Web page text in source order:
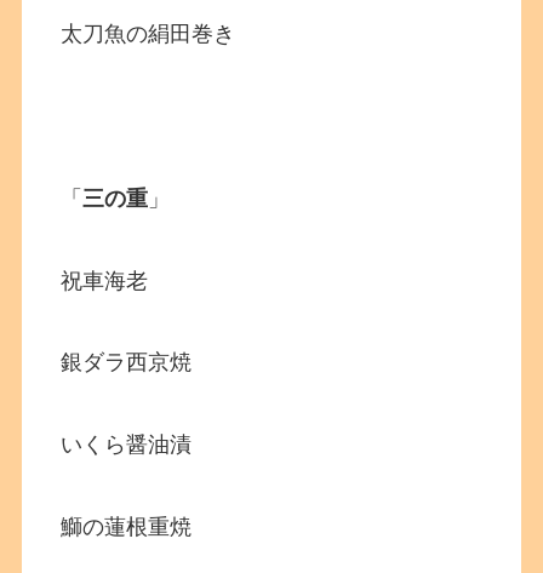
太刀魚の絹田巻き
「 三の重 」
祝車海老
銀ダラ西京焼
いくら醤油漬
鰤の蓮根重焼